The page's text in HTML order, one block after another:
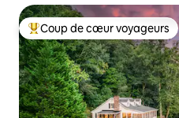
Coups de cœur voyageurs les
Coup de cœur voyageurs